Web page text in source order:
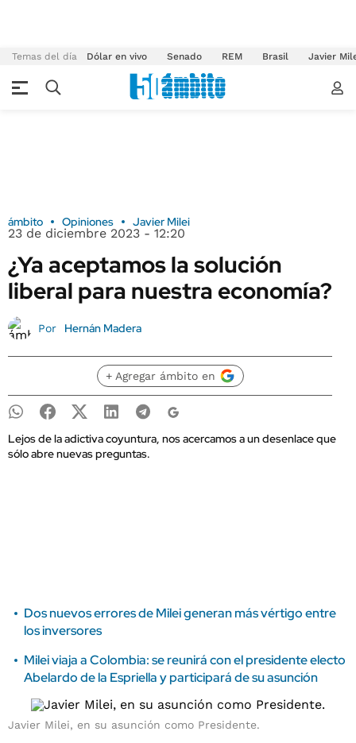
Temas del día Dólar en vivo Senado REM Brasil Javier
ámbito Opiniones Javier Milei
23 de diciembre 2023 - 12:20
¿Ya aceptamos la solución
liberal para nuestra economía?
Por Hernán Madera
+ Agregar ámbito en
Lejos de la adictiva coyuntura, nos acercamos a un desenlace que
sólo abre nuevas preguntas.
Dos nuevos errores de Milei generan más vértigo entre
los inversores
Milei viaja a Colombia: se reunirá con el presidente electo
Abelardo de la Espriella y participará de su asunción
Javier Milei, en su asunción como Presidente.